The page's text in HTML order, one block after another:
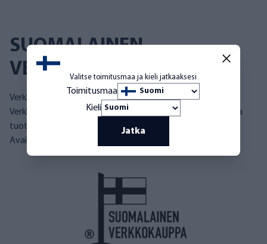
SUOMALAINEN
VERKKOKAUPPA
Verkkokaupallemme on myönnetty Avainlippu-merkki.
Verkkokauppaa pitää yllä suomalainen yritys, joka toimittaa
tuotteet Suomesta. Myös monilla tuotteillamme on
Avainlippu-merkki.
Valitse toimitusmaa ja kieli jatkaaksesi
Toimitusmaa
Kieli
Jatka